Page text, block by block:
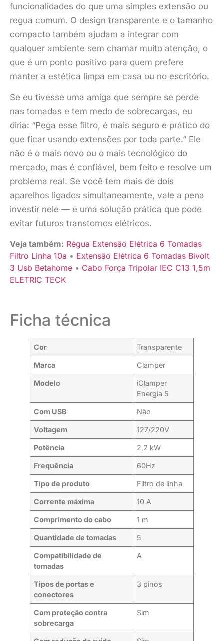
funcionalidades do que uma simples extensão ou
regua comum. O design transparente e o tamanho
compacto também ajudam a integrar com
qualquer ambiente sem chamar muito atenção, o
que é um ponto positivo para quem prefere
manter a estética limpa em casa ou no escritório.
Se eu tivesse uma amiga que sempre se perde
nas tomadas e tem medo de sobrecargas, eu
diria: “Pega esse filtro, é mais seguro e prático do
que ficar usando extensões por toda parte.” Ele
não é o mais novo ou o mais tecnológico do
mercado, mas é confiável, bem feito e resolve um
problema real. Se você tem mais de dois
aparelhos ligados simultaneamente, vale a pena
investir nele — é uma solução prática que pode
evitar futuros transtornos elétricos.
Veja também: Régua Extensão Elétrica 6 Tomadas
Filtro Linha 10a • Extensão Elétrica 6 Tomadas Bivolt
3 Usb Betahome • Cabo Força Tripolar IEC C13 1,5m
ELETRIC TECK
Ficha técnica
Cor Transparente
Marca Clamper
Modelo
iClamper
Energia 5
Com USB Não
Voltagem 127/220V
Potência 2,2 kW
Frequência 60Hz
Tipo de produto Filtro de linha
Corrente máxima 10 A
Comprimento do cabo 1 m
Quantidade de tomadas 5
Compatibilidade de
tomadas
A
Tipos de portas e
conectores
3 pinos
Com proteção contra
sobrecarga
Sim